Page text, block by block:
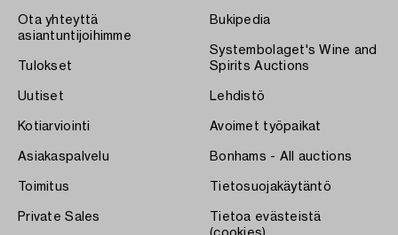
Ota yhteyttä
asiantuntijoihimme
Tulokset
Uutiset
Kotiarviointi
Asiakaspalvelu
Toimitus
Private Sales
Bukipedia
Systembolaget's Wine and
Spirits Auctions
Lehdistö
Avoimet työpaikat
Bonhams - All auctions
Tietosuojakäytäntö
Tietoa evästeistä